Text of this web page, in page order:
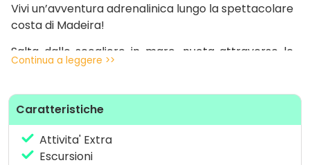
Vivi un’avventura adrenalinica lungo la spettacolare
costa di Madeira!
Salta dalle scogliere in mare, nuota attraverso le
grotte e scala aspre formazioni rocciose mentre
Lourenço, una straordinaria riserva naturale nota
per i suoi paesaggi unici, le imponenti scogliere e la
flora endemica.
Continua a leggere >>
Caratteristiche
Attivita' Extra
Escursioni